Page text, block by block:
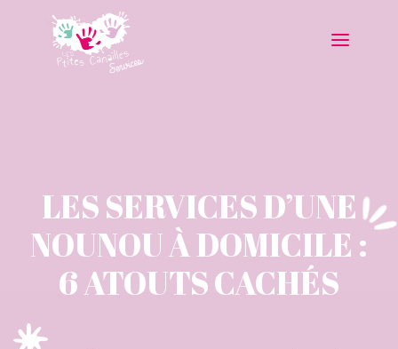
LES SERVICES D’UNE
NOUNOU À DOMICILE :
6 ATOUTS CACHÉS